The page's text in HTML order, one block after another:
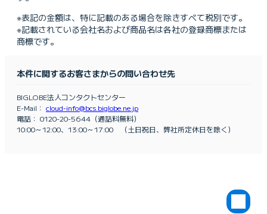
※表記の金額は、特に記載のある場合を除きすべて税別です。
※記載されている会社名および商品名は各社の登録商標または
商標です。
本件に関するお客さまからの問い合わせ先
BIGLOBE法人コンタクトセンター
E-Mail： cloud-info@bcs.biglobe.ne.jp
電話： 0120-20-5644（通話料無料）
10:00～12:00、13:00～17:00 （土日祝日、弊社所定休日を除く）